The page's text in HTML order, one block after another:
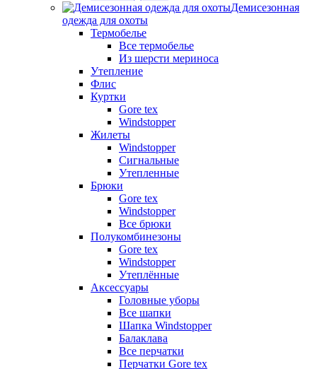
Демисезонная
одежда для охоты
Термобелье
Все термобелье
Из шерсти мериноса
Утепление
Флис
Куртки
Gore tex
Windstopper
Жилеты
Windstopper
Сигнальные
Утепленные
Брюки
Gore tex
Windstopper
Все брюки
Полукомбинезоны
Gore tex
Windstopper
Утеплённые
Аксессуары
Головные уборы
Все шапки
Шапка Windstopper
Балаклава
Все перчатки
Перчатки Gore tex